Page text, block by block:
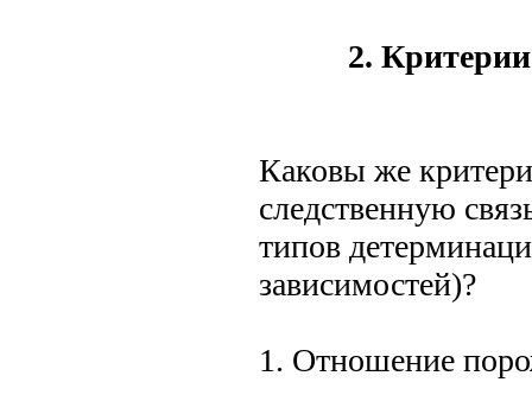
2.
Каковы же
следственную
типов
зависимостей)?
1. Отношение